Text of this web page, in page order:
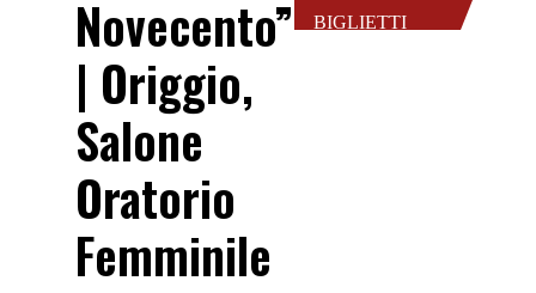
Novecento”
| Origgio,
Salone
Oratorio
Femminile
BIGLIETTI